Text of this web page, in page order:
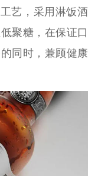
艺，采用淋饭酒
聚糖，在保证口
同时，兼顾健康